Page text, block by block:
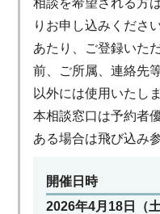
相談を希望される方
りお申し込みくださ
あたり、ご登録いた
前、ご所属、連絡先
以外には使用いたし
本相談窓口は予約者
ある場合は飛び込み
開催日時
2026年4月18日（